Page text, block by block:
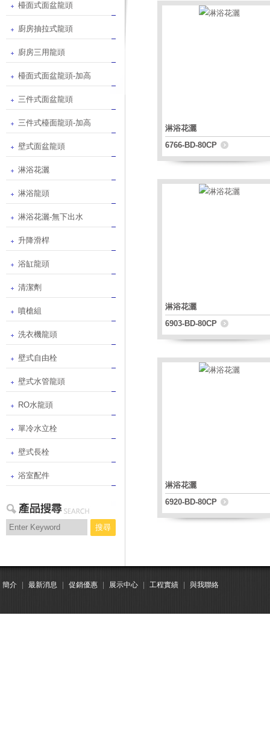
檯面式面盆龍頭
廚房抽拉式龍頭
廚房三用龍頭
檯面式面盆龍頭-加高
三件式面盆龍頭
三件式檯面龍頭-加高
壁式面盆龍頭
淋浴花灑
淋浴龍頭
淋浴花灑-無下出水
升降滑桿
浴缸龍頭
清潔劑
噴槍組
洗衣機龍頭
壁式自由栓
壁式水管龍頭
RO水龍頭
單冷水立栓
壁式長栓
浴室配件
搜尋
淋浴花灑
6766-BD-80CP
淋浴花灑
6903-BD-80CP
淋浴花灑
6920-BD-80CP
簡介 最新消息 促銷優惠 展示中心 工程實績 與我聯絡